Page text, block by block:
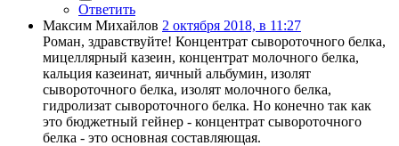
Ответить
Максим Михайлов 2 октября 2018, в 11:27
Роман, здравствуйте! Концентрат сывороточного белка,
мицеллярный казеин, концентрат молочного белка,
кальция казеинат, яичный альбумин, изолят
сывороточного белка, изолят молочного белка,
гидролизат сывороточного белка. Но конечно так как
это бюджетный гейнер - концентрат сывороточного
белка - это основная составляющая.